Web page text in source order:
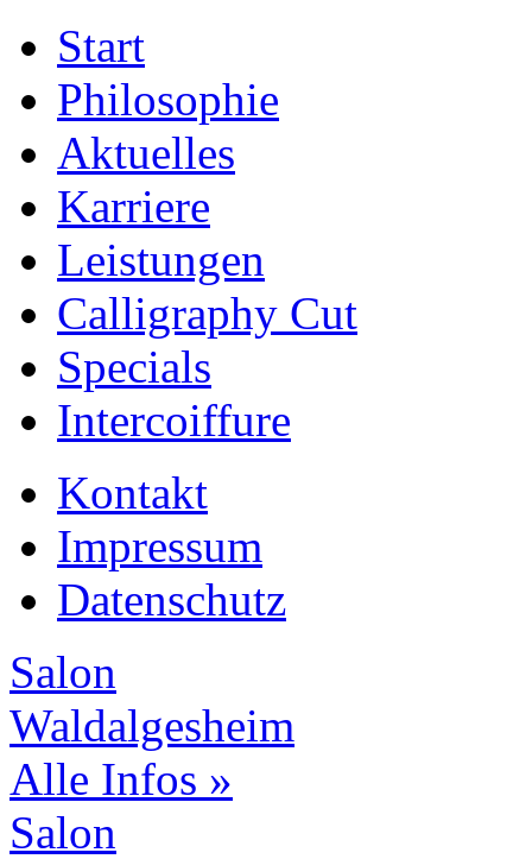
Start
Philosophie
Aktuelles
Karriere
Leistungen
Calligraphy Cut
Specials
Intercoiffure
Kontakt
Impressum
Datenschutz
Salon
Waldalgesheim
Alle Infos »
Salon